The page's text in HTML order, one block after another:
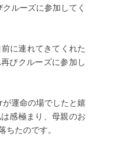
ルーズに参加してく
に連れてきてくれた
びクルーズに参加し
運命の場でしたと嬉
感極まり、母親のお
たのです。